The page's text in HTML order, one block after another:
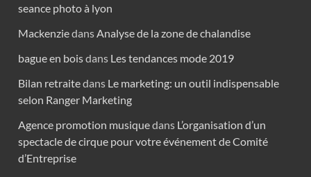
seance photo à lyon
Mackenziedans Analyse de la zone de chalandise
bague en boisdans Les tendances mode 2019
Bilan retraitedans Le marketing: un outil indispensable
selon Ranger Marketing
Agence promotion musiquedans L’organisation d’un
spectacle de cirque pour votre événement de Comité
d’Entreprise